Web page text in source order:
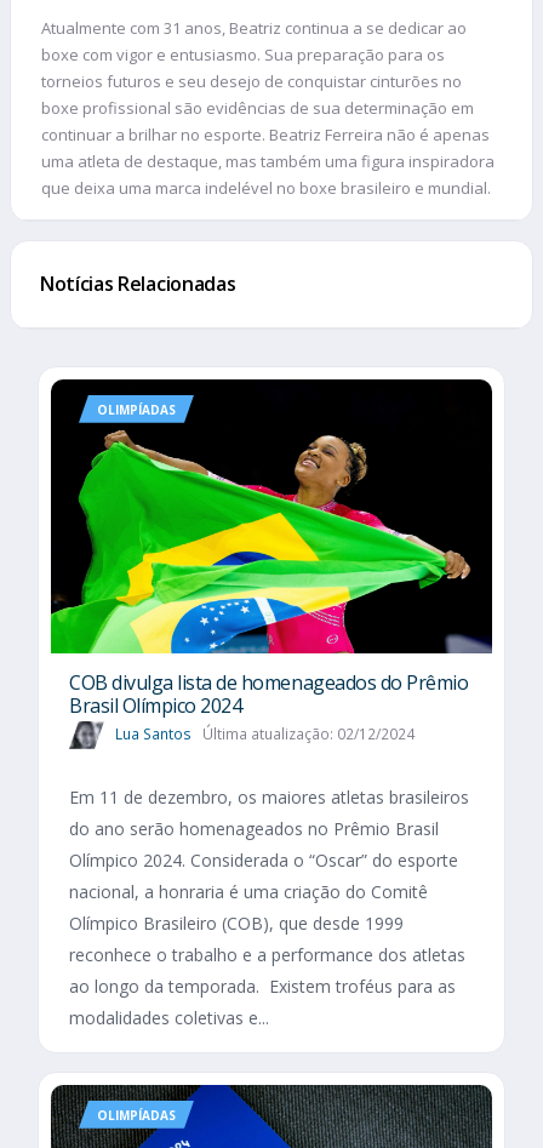
Atualmente com 31 anos, Beatriz continua a se dedicar ao
boxe com vigor e entusiasmo. Sua preparação para os
torneios futuros e seu desejo de conquistar cinturões no
boxe profissional são evidências de sua determinação em
continuar a brilhar no esporte. Beatriz Ferreira não é apenas
uma atleta de destaque, mas também uma figura inspiradora
que deixa uma marca indelével no boxe brasileiro e mundial.
Notícias Relacionadas
OLIMPÍADAS
COB divulga lista de homenageados do Prêmio
Brasil Olímpico 2024
Lua Santos Última atualização: 02/12/2024
Em 11 de dezembro, os maiores atletas brasileiros
do ano serão homenageados no Prêmio Brasil
Olímpico 2024. Considerada o “Oscar” do esporte
nacional, a honraria é uma criação do Comitê
Olímpico Brasileiro (COB), que desde 1999
reconhece o trabalho e a performance dos atletas
ao longo da temporada. Existem troféus para as
modalidades coletivas e...
OLIMPÍADAS